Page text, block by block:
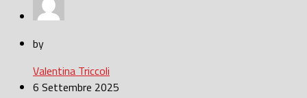
by
Valentina Triccoli
6 Settembre 2025